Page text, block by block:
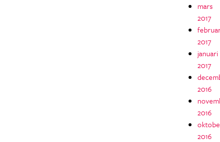
mars
2017
2017
januari
2017
2016
2016
2016